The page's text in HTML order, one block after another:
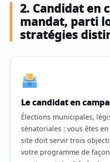
2. Candidat en
mandat, parti
stratégies
Le candidat en
Élections municipales,
sénatoriales : vous êtes
site doit servir trois
votre programme de